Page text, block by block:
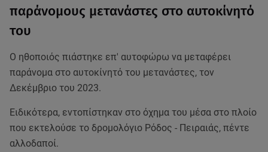
παράνομους μετανάστες στο αυτοκίνητό
του
Ο ηθοποιός πιάστηκε επ' αυτοφώρω να μεταφέρει
παράνομα στο αυτοκίνητό του μετανάστες, τον
Δεκέμβριο του 2023.
Ειδικότερα, εντοπίστηκαν στο όχημα του μέσα στο πλοίο
που εκτελούσε το δρομολόγιο Ρόδος - Πειραιάς, πέντε
αλλοδαποί.